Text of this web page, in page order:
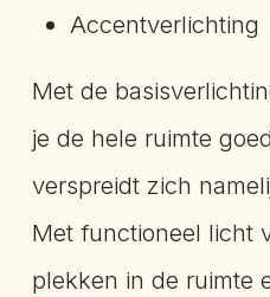
Accentverlichting
Met de
je de hele ruimte
verspreidt zich
Met functioneel licht
plekken in de ruimte